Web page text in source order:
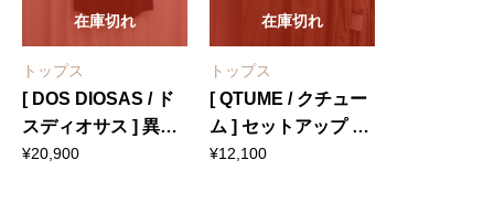
トップス
[ DOS DIOSAS / ド
スディオサス ] 異素
材ブラウス
¥20,900
在庫切れ
トップス
[ QTUME / クチュー
ム ] セットアップ シ
ャツ
¥12,100
在庫切れ